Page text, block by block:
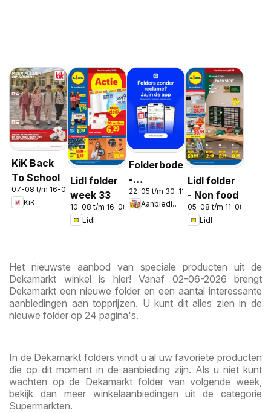
KiK Back
To School
07-08 t/m 16-08-2026
KiK
Lidl folder
week 33
10-08 t/m 16-08-2026
Lidl
Folderbode
-
Aanbiedingen
in de app
22-05 t/m 30-11-2026
Aanbiedingen
Lidl folder
- Non food
05-08 t/m 11-08-2026
Lidl
Het nieuwste aanbod van speciale producten uit de
Dekamarkt winkel is hier! Vanaf 02-06-2026 brengt
Dekamarkt een nieuwe folder en een aantal interessante
aanbiedingen aan topprijzen. U kunt dit alles zien in de
nieuwe folder op 24 pagina's.
In de Dekamarkt folders vindt u al uw favoriete producten
die op dit moment in de aanbieding zijn. Als u niet kunt
wachten op de Dekamarkt folder van volgende week,
bekijk dan meer winkelaanbiedingen uit de categorie
Supermarkten.